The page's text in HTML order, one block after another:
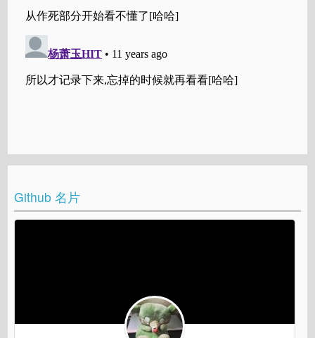
Github 名片